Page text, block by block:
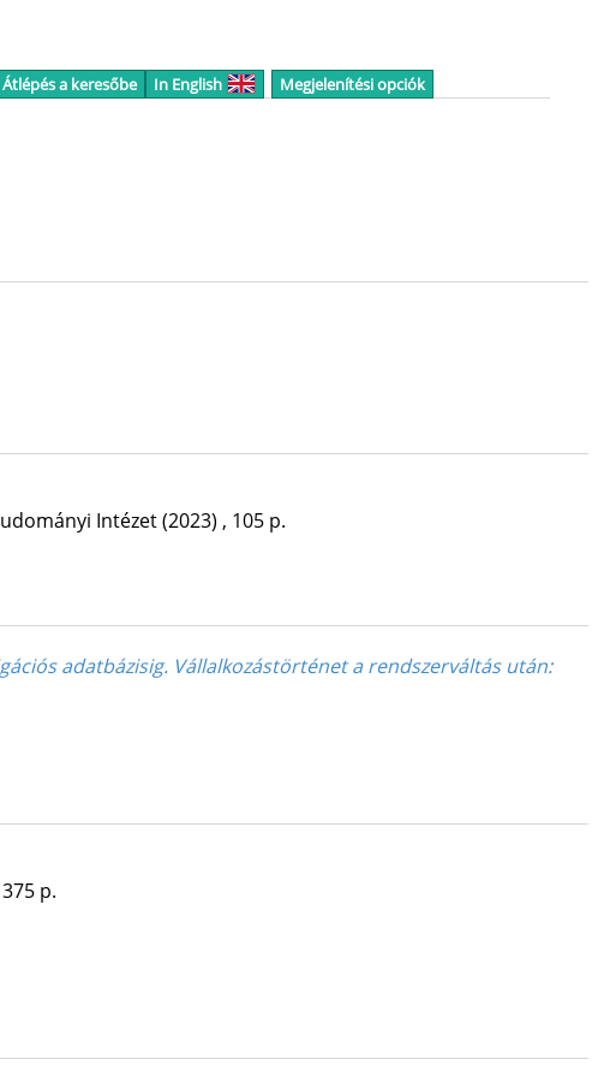
Átlépés a keresőbe In English Megjelenítési opciók
Intézet(2023) , 105 p.
adatbázisig. Vállalkozástörténet a rendszerváltás után:
375 p.